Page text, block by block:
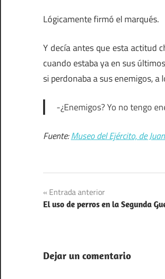
Lógicamente firmó el marqués.
Y decía antes que esta actitud
cuando estaba ya en sus
si perdonaba a sus enemigos,
-¿Enemigos? Yo no tengo
Fuente:Museo del Ejército, de
Navegación
de
Entrada anterior
El uso de perros en la Segunda
Dejar un comentario